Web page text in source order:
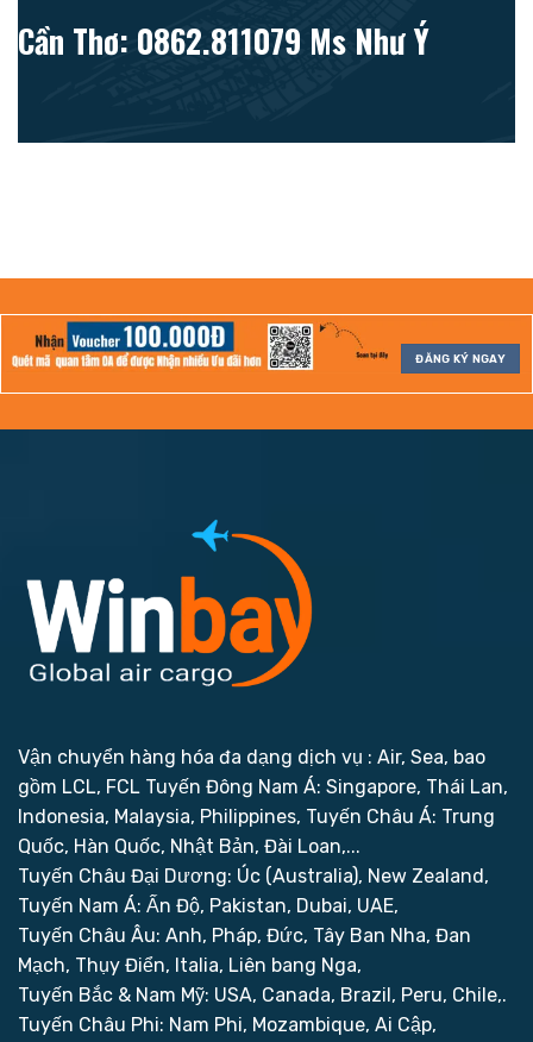
Cần Thơ: 0862.811079 Ms Như Ý
ĐĂNG KÝ NGAY
Vận chuyển hàng hóa đa dạng dịch vụ : Air, Sea, bao
gồm LCL, FCL Tuyến Đông Nam Á: Singapore, Thái Lan,
Indonesia, Malaysia, Philippines, Tuyến Châu Á: Trung
Quốc, Hàn Quốc, Nhật Bản, Đài Loan,...
Tuyến Châu Đại Dương: Úc (Australia), New Zealand,
Tuyến Nam Á: Ấn Độ, Pakistan, Dubai, UAE,
Tuyến Châu Âu: Anh, Pháp, Đức, Tây Ban Nha, Đan
Mạch, Thụy Điển, Italia, Liên bang Nga,
Tuyến Bắc & Nam Mỹ: USA, Canada, Brazil, Peru, Chile,.
Tuyến Châu Phi: Nam Phi, Mozambique, Ai Cập,